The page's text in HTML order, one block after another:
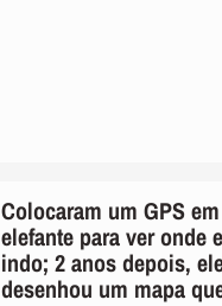
Colocaram um GPS
elefante para ver onde
indo; 2 anos depois,
desenhou um mapa